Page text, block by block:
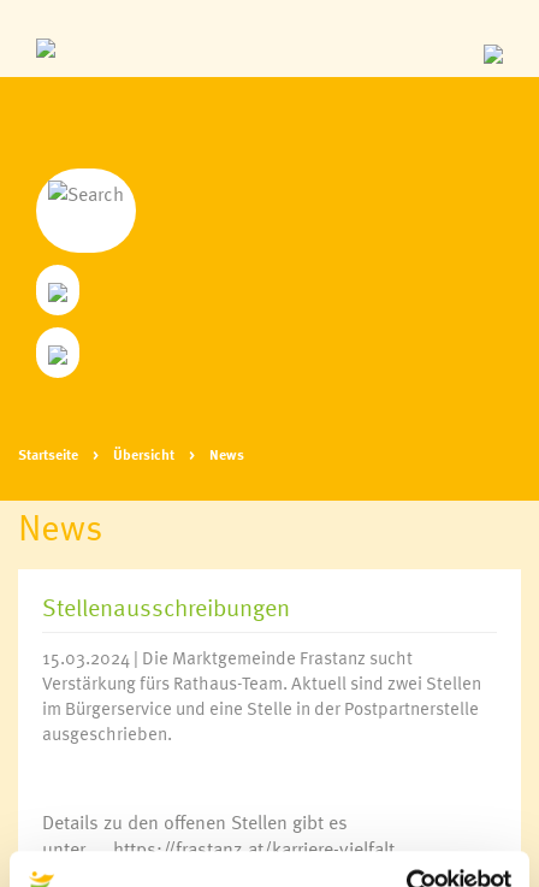
Startseite Übersicht News
News
Stellenausschreibungen
15.03.2024 | Die Marktgemeinde Frastanz sucht
Verstärkung fürs Rathaus-Team. Aktuell sind zwei Stellen
im Bürgerservice und eine Stelle in der Postpartnerstelle
ausgeschrieben.
Details zu den offenen Stellen gibt es
unter
https://frastanz.at/karriere-vielfalt